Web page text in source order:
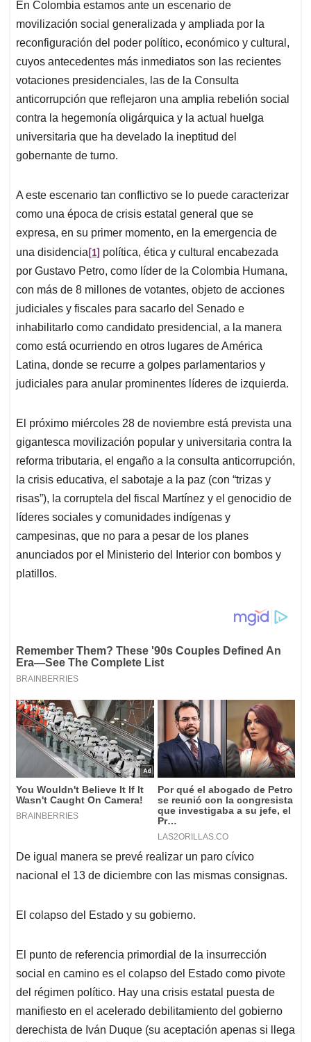
s
A
p
p
b
o
o
k
e
d
I
n
l
a
d
s
En Colombia estamos ante un escenario de
movilización social generalizada y ampliada por la
reconfiguración del poder político, económico y cultural,
cuyos antecedentes más inmediatos son las recientes
votaciones presidenciales, las de la Consulta
anticorrupción que reflejaron una amplia rebelión social
contra la hegemonía oligárquica y la actual huelga
universitaria que ha develado la ineptitud del
gobernante de turno.
A este escenario tan conflictivo se lo puede caracterizar
como una época de crisis estatal general que se
expresa, en su primer momento, en la emergencia de
una disidencia[1] política, ética y cultural encabezada
por Gustavo Petro, como líder de la Colombia Humana,
con más de 8 millones de votantes, objeto de acciones
judiciales y fiscales para sacarlo del Senado e
inhabilitarlo como candidato presidencial, a la manera
como está ocurriendo en otros lugares de América
Latina, donde se recurre a golpes parlamentarios y
judiciales para anular prominentes líderes de izquierda.
El próximo miércoles 28 de noviembre está prevista una
gigantesca movilización popular y universitaria contra la
reforma tributaria, el engaño a la consulta anticorrupción,
la crisis educativa, el sabotaje a la paz (con “trizas y
risas”), la corruptela del fiscal Martínez y el genocidio de
líderes sociales y comunidades indígenas y
campesinas, que no para a pesar de los planes
anunciados por el Ministerio del Interior con bombos y
platillos.
De igual manera se prevé realizar un paro cívico
nacional el 13 de diciembre con las mismas consignas.
El colapso del Estado y su gobierno.
El punto de referencia primordial de la insurrección
social en camino es el colapso del Estado como pivote
del régimen político. Hay una crisis estatal puesta de
manifiesto en el acelerado debilitamiento del gobierno
derechista de Iván Duque (su aceptación apenas si llega